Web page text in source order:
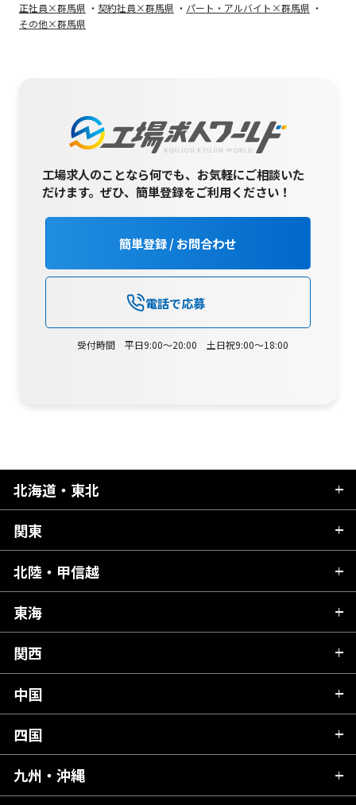
正社員×群馬県 契約社員×群馬県
パート・アルバイト×群馬県
その他×群馬県
工場求人のことなら何でも、お気軽にご相談いた
だけます。ぜひ、簡単登録をご利用ください！
簡単登録 / お問合わせ
電話で応募
受付時間 平日9:00～20:00 土日祝9:00～18:00
北海道・東北
北海道
青森県
秋田県
岩手県
宮城県
福島県
関東
茨城県
栃木県
群馬県
千葉県
東京都
神奈川県
北陸・甲信越
新潟県
富山県
石川県
山梨県
長野県
東海
岐阜県
静岡県
愛知県
関西
滋賀県
京都府
大阪府
中国
広島県
岡山県
四国
愛媛県
九州・沖縄